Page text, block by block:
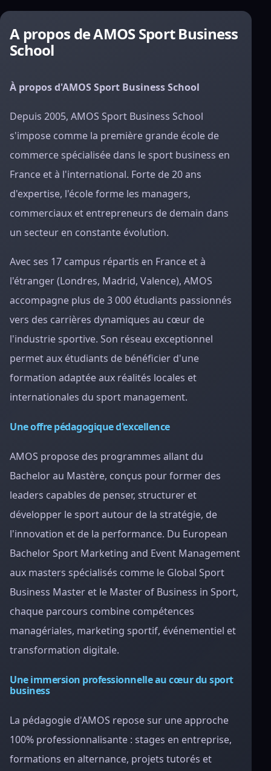
A propos de AMOS Sport Business
School
À propos d'AMOS Sport Business School
Depuis 2005, AMOS Sport Business School
s'impose comme la première grande école de
commerce spécialisée dans le sport business en
France et à l'international. Forte de 20 ans
d'expertise, l'école forme les managers,
commerciaux et entrepreneurs de demain dans
un secteur en constante évolution.
Avec ses 17 campus répartis en France et à
l'étranger (Londres, Madrid, Valence), AMOS
accompagne plus de 3 000 étudiants passionnés
vers des carrières dynamiques au cœur de
l'industrie sportive. Son réseau exceptionnel
permet aux étudiants de bénéficier d'une
formation adaptée aux réalités locales et
internationales du sport management.
Une offre pédagogique d'excellence
AMOS propose des programmes allant du
Bachelor au Mastère, conçus pour former des
leaders capables de penser, structurer et
développer le sport autour de la stratégie, de
l'innovation et de la performance. Du European
Bachelor Sport Marketing and Event Management
aux masters spécialisés comme le Global Sport
Business Master et le Master of Business in Sport,
chaque parcours combine compétences
managériales, marketing sportif, événementiel et
transformation digitale.
Une immersion professionnelle au cœur du sport
business
La pédagogie d'AMOS repose sur une approche
100% professionnalisante : stages en entreprise,
formations en alternance, projets tutorés et